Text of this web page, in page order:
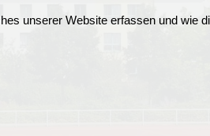
unserer Website erfassen und wie